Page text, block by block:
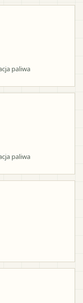
paliwa
paliwa